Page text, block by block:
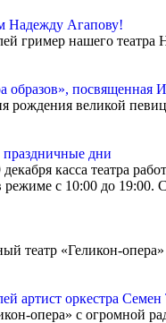
Надежду Агапову!
гример нашего
образов», посвященная
рождения великой
дни
касса театра
режиме с 10:00 до
театр «Геликон-
артист оркестра
опера» с огромной